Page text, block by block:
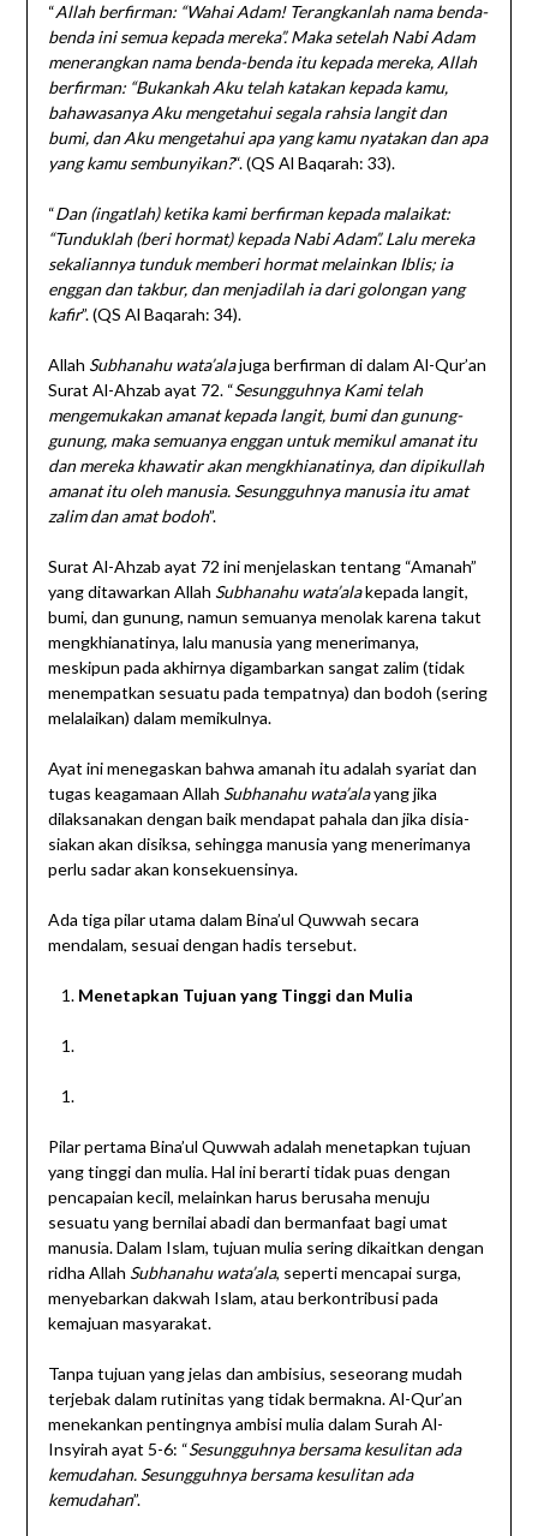
“Allah berfirman: “Wahai Adam! Terangkanlah nama benda-
benda ini semua kepada mereka”. Maka setelah Nabi Adam
menerangkan nama benda-benda itu kepada mereka, Allah
berfirman: “Bukankah Aku telah katakan kepada kamu,
bahawasanya Aku mengetahui segala rahsia langit dan
bumi, dan Aku mengetahui apa yang kamu nyatakan dan apa
yang kamu sembunyikan?“. (QS Al Baqarah: 33).
“Dan (ingatlah) ketika kami berfirman kepada malaikat:
“Tunduklah (beri hormat) kepada Nabi Adam”. Lalu mereka
sekaliannya tunduk memberi hormat melainkan Iblis; ia
enggan dan takbur, dan menjadilah ia dari golongan yang
kafir”. (QS Al Baqarah: 34).
Allah Subhanahu wata’alajuga berfirman di dalam Al-Qur’an
Surat Al-Ahzab ayat 72. “Sesungguhnya Kami telah
mengemukakan amanat kepada langit, bumi dan gunung-
gunung, maka semuanya enggan untuk memikul amanat itu
dan mereka khawatir akan mengkhianatinya, dan dipikullah
amanat itu oleh manusia. Sesungguhnya manusia itu amat
zalim dan amat bodoh”.
Surat Al-Ahzab ayat 72 ini menjelaskan tentang “Amanah”
yang ditawarkan Allah Subhanahu wata’alakepada langit,
bumi, dan gunung, namun semuanya menolak karena takut
mengkhianatinya, lalu manusia yang menerimanya,
meskipun pada akhirnya digambarkan sangat zalim (tidak
menempatkan sesuatu pada tempatnya) dan bodoh (sering
melalaikan) dalam memikulnya.
Ayat ini menegaskan bahwa amanah itu adalah syariat dan
tugas keagamaan Allah Subhanahu wata’alayang jika
dilaksanakan dengan baik mendapat pahala dan jika disia-
siakan akan disiksa, sehingga manusia yang menerimanya
perlu sadar akan konsekuensinya.
Ada tiga pilar utama dalam Bina’ul Quwwah secara
mendalam, sesuai dengan hadis tersebut.
Menetapkan Tujuan yang Tinggi dan Mulia
Pilar pertama Bina’ul Quwwah adalah menetapkan tujuan
yang tinggi dan mulia. Hal ini berarti tidak puas dengan
pencapaian kecil, melainkan harus berusaha menuju
sesuatu yang bernilai abadi dan bermanfaat bagi umat
manusia. Dalam Islam, tujuan mulia sering dikaitkan dengan
ridha Allah Subhanahu wata’ala, seperti mencapai surga,
menyebarkan dakwah Islam, atau berkontribusi pada
kemajuan masyarakat.
Tanpa tujuan yang jelas dan ambisius, seseorang mudah
terjebak dalam rutinitas yang tidak bermakna. Al-Qur’an
menekankan pentingnya ambisi mulia dalam Surah Al-
Insyirah ayat 5-6: “Sesungguhnya bersama kesulitan ada
kemudahan. Sesungguhnya bersama kesulitan ada
kemudahan”.